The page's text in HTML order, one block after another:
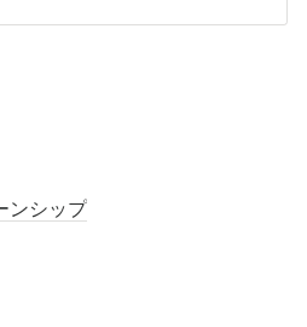
フォームより必要事項をご入力くださ
後、入会申請書をご案内いたします
ンシップ